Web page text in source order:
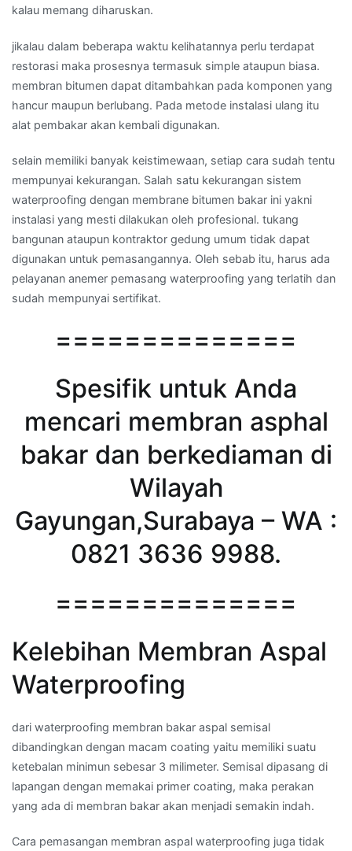
kalau memang diharuskan.
jikalau dalam beberapa waktu kelihatannya perlu terdapat
restorasi maka prosesnya termasuk simple ataupun biasa.
membran bitumen dapat ditambahkan pada komponen yang
hancur maupun berlubang. Pada metode instalasi ulang itu
alat pembakar akan kembali digunakan.
selain memiliki banyak keistimewaan, setiap cara sudah tentu
mempunyai kekurangan. Salah satu kekurangan sistem
waterproofing dengan membrane bitumen bakar ini yakni
instalasi yang mesti dilakukan oleh profesional. tukang
bangunan ataupun kontraktor gedung umum tidak dapat
digunakan untuk pemasangannya. Oleh sebab itu, harus ada
pelayanan anemer pemasang waterproofing yang terlatih dan
sudah mempunyai sertifikat.
==============
Spesifik untuk Anda
mencari membran asphal
bakar dan berkediaman di
Wilayah
Gayungan,Surabaya – WA :
0821 3636 9988.
==============
Kelebihan Membran Aspal
Waterproofing
dari waterproofing membran bakar aspal semisal
dibandingkan dengan macam coating yaitu memiliki suatu
ketebalan minimun sebesar 3 milimeter. Semisal dipasang di
lapangan dengan memakai primer coating, maka perakan
yang ada di membran bakar akan menjadi semakin indah.
Cara pemasangan membran aspal waterproofing juga tidak